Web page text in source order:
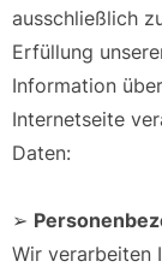
ausschließlich
Erfüllung
Information
Internetseite
Daten:
➢
Wir verarbeiten